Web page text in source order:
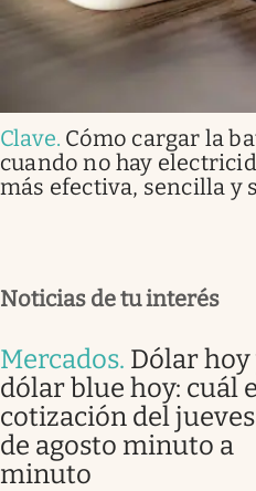
Clave. Cómo cargar la
cuando no hay
más efectiva, sencilla y
Noticias de tu interés
Mercados. Dólar hoy
dólar blue hoy: cuál
cotización del
de agosto minuto a
minuto